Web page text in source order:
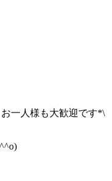
一人様も大歓迎です*\